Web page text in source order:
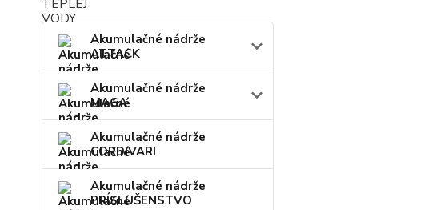
Akumulačné nádrže
ATTACK
Akumulačné nádrže
MAGA
Akumulačné nádrže
CORDIVARI
Akumulačné nádrže
PRÍSLUŠENSTVO